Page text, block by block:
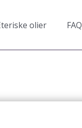
olier FAQ